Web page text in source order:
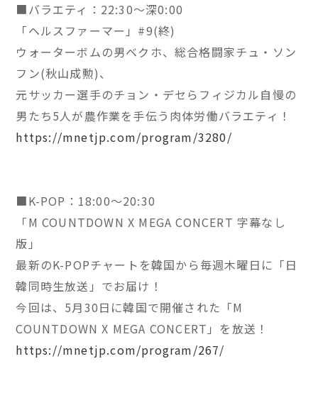
■バラエティ：22:30～深0:00
「ヘルスファーマー」#9(終)
ウォーターボムの男ベクホ、総合格闘家チュ・ソン
フン(秋山成勲)、
元サッカー選手のチョン・デセらフィジカル自慢の
男たち5人が農作業を手伝う肉体労働バラエティ！
https://mnetjp.com/program/3280/
■K-POP：18:00～20:30
「M COUNTDOWN X MEGA CONCERT 字幕なし
版」
最新のK-POPチャートを韓国から毎週木曜日に「日
韓同時生放送」でお届け！
今回は、5月30日に韓国で開催された「M
COUNTDOWN X MEGA CONCERT」を放送！
https://mnetjp.com/program/267/